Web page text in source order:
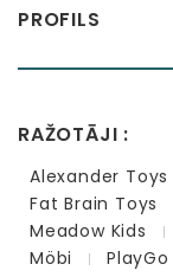
PROFILS
RAŽOTĀJI :
Alexander Toys
Fat Brain Toys
Meadow Kids
Möbi
PlayGo